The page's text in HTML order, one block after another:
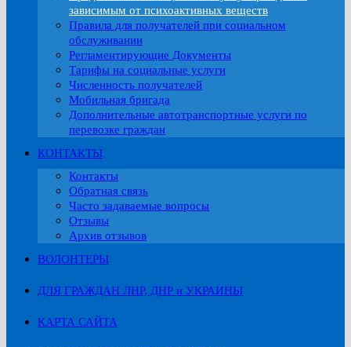
зависимым от психоактивных веществ
Правила для получателей при социальном
обслуживании
Регламентирующие Документы
Тарифы на социальные услуги
Численность получателей
Мобильная бригада
Дополнительные автотранспортные услуги по
перевозке граждан
КОНТАКТЫ
Контакты
Обратная связь
Часто задаваемые вопросы
Отзывы
Архив отзывов
ВОЛОНТЕРЫ
ДЛЯ ГРАЖДАН ЛНР, ДНР и УКРАИНЫ
КАРТА САЙТА